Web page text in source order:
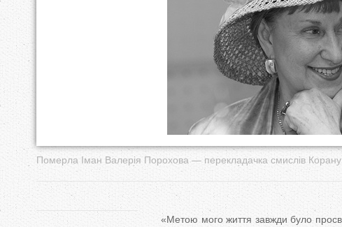
Померла Іман Валерія Порохова — перекладачка смислів
«Метою мого життя завжди було